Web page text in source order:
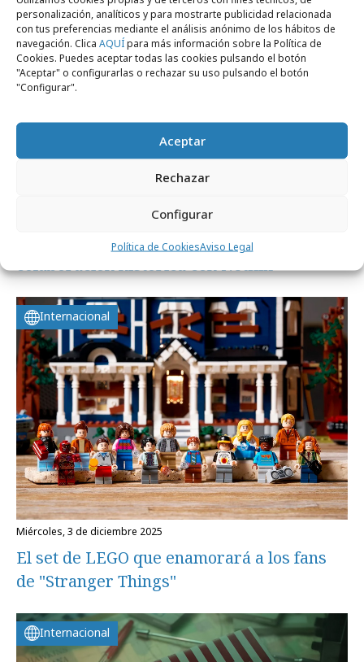
personalización, analíticos y para mostrarte publicidad relacionada
con tus preferencias mediante el análisis anónimo de los hábitos de
navegación. Clica AQUÍpara más información sobre la Política de
Cookies. Puedes aceptar todas las cookies pulsando el botón
"Aceptar" o configurarlas o rechazar su uso pulsando el botón
"Configurar".
Aceptar
Rechazar
Configurar
Política de CookiesAviso Legal
Campañas
Maxibon x Stranger Things, una
colaboración histórica con Netflix
Internacional
miércoles, 3 de diciembre 2025
El set de LEGO que enamorará a los fans
de "Stranger Things"
Internacional